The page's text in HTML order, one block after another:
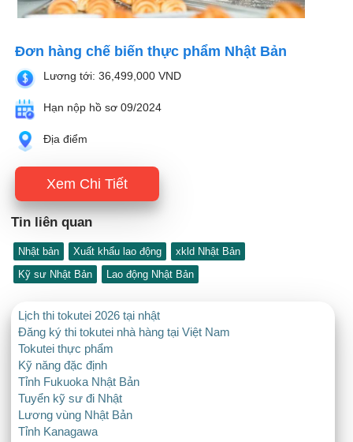
Đơn hàng chế biến thực phẩm Nhật Bản
Lương tới: 36,499,000 VND
Hạn nộp hồ sơ 09/2024
Địa điểm
Xem Chi Tiết
Tin liên quan
Nhật bản Xuất khẩu lao động
xkld Nhật Bản
Kỹ sư Nhật Bản
Lao động Nhật Bản
Lịch thi tokutei 2026 tại nhật
Đăng ký thi tokutei nhà hàng tại Việt Nam
Tokutei thực phẩm
Kỹ năng đặc định
Tỉnh Fukuoka Nhật Bản
Tuyển kỹ sư đi Nhật
Lương vùng Nhật Bản
Tỉnh Kanagawa